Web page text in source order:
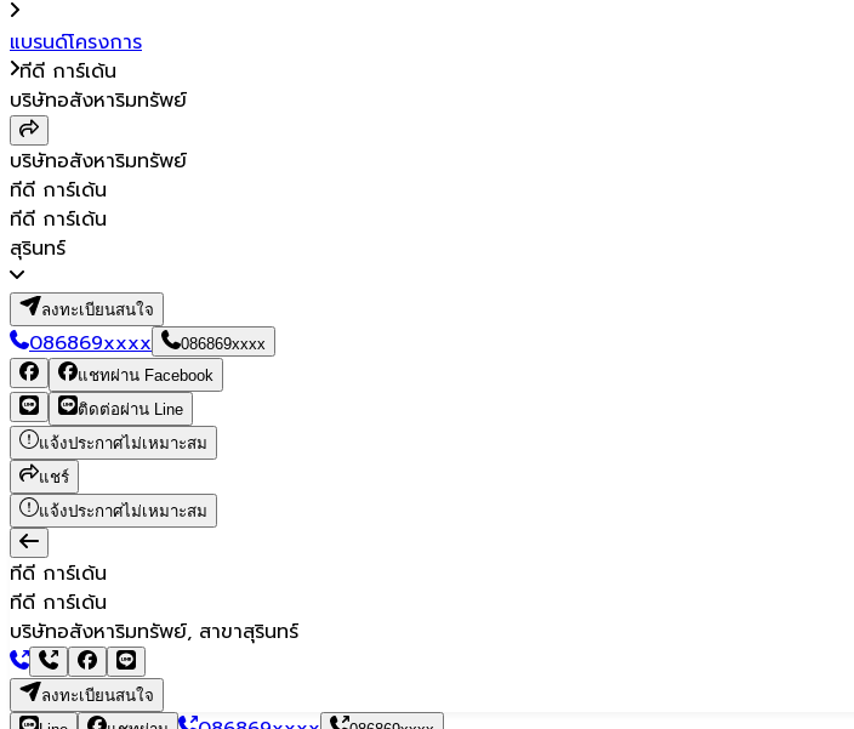
แบรนด์โครงการ
ทีดี การ์เด้น
บริษัทอสังหาริมทรัพย์
บริษัทอสังหาริมทรัพย์
ทีดี การ์เด้น
ทีดี การ์เด้น
สุรินทร์
ลงทะเบียนสนใจ
086869xxxx
086869xxxx
แชทผ่าน Facebook
ติดต่อผ่าน Line
แจ้งประกาศไม่เหมาะสม
แชร์
แจ้งประกาศไม่เหมาะสม
ทีดี การ์เด้น
ทีดี การ์เด้น
บริษัทอสังหาริมทรัพย์, สาขาสุรินทร์
ลงทะเบียนสนใจ